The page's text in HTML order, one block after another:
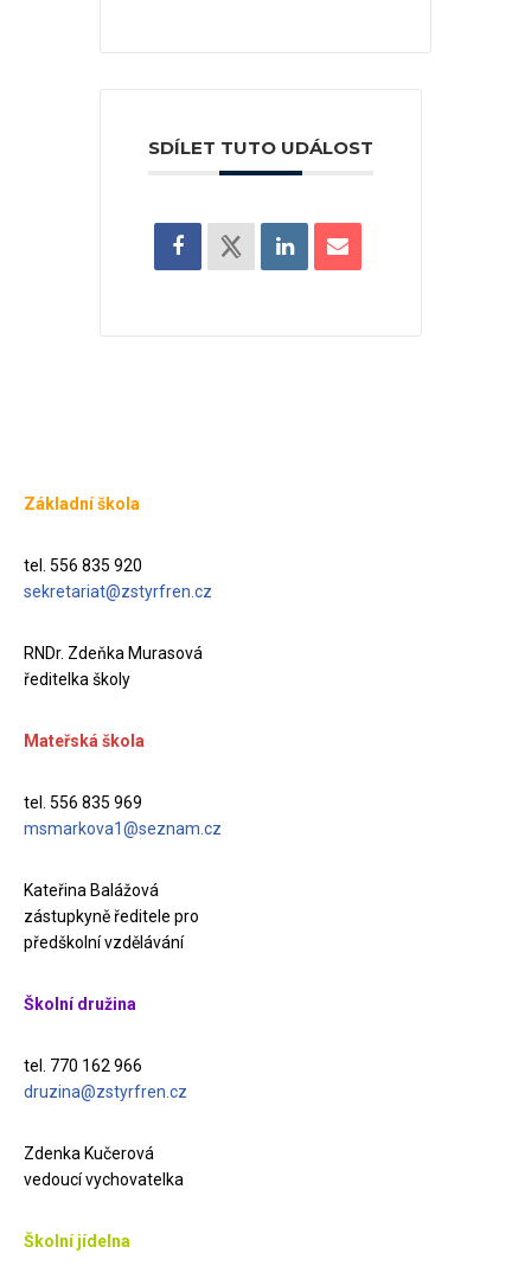
SDÍLET TUTO UDÁLOST
Základní škola
tel. 556 835 920
sekretariat@zstyrfren.cz
RNDr. Zdeňka Murasová
ředitelka školy
Mateřská škola
tel. 556 835 969
msmarkova1@seznam.cz
Kateřina Balážová
zástupkyně ředitele pro
předškolní vzdělávání
Školní družina
tel. 770 162 966
druzina@zstyrfren.cz
Zdenka Kučerová
vedoucí vychovatelka
Školní jídelna